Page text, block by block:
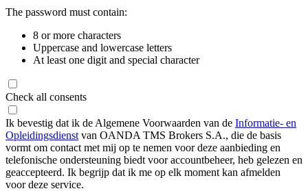
The password must contain:
8 or more characters
Uppercase and lowercase letters
At least one digit and special character
Check all consents
Ik bevestig dat ik de Algemene Voorwaarden van de Informatie- en
Opleidingsdienst van OANDA TMS Brokers S.A., die de basis
vormt om contact met mij op te nemen voor deze aanbieding en
telefonische ondersteuning biedt voor accountbeheer, heb gelezen en
geaccepteerd. Ik begrijp dat ik me op elk moment kan afmelden
voor deze service.